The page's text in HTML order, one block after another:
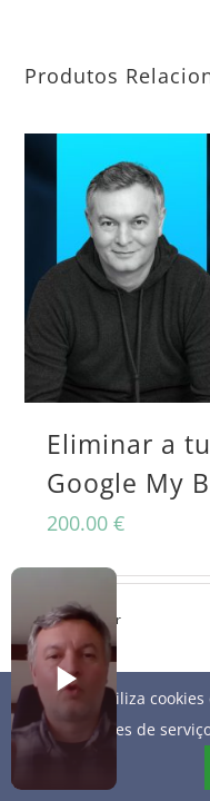
the
Produtos
Eliminar a
Google My
200.00€
Adicionar
Este site utiliza
fornecedores de